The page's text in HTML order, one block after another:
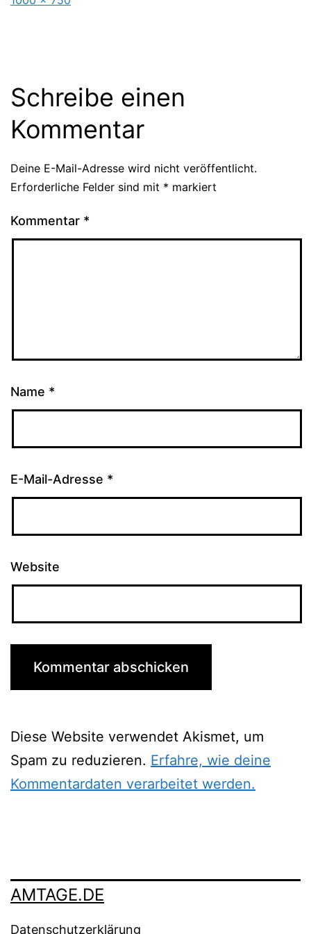
Schreibe einen
Kommentar
Deine E-Mail-Adresse wird nicht veröffentlicht.
Erforderliche Felder sind mit * markiert
Kommentar *
Name *
E-Mail-Adresse *
Website
Diese Website verwendet Akismet, um
Spam zu reduzieren. Erfahre, wie deine
Kommentardaten verarbeitet werden.
AMTAGE.DE
Datenschutzerklärung